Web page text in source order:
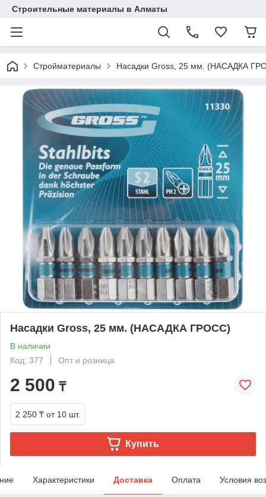
Строительные материалы в Алматы
Стройматериалы Насадки Gross, 25 мм. (НАСАДКА
Насадки Gross, 25 мм. (НАСАДКА ГРОСС)
В наличии
Код: 377
Опт и розница
2 500 ₸
2 250 ₸ от 10 шт.
Купить
Характеристики Доставка Оплата Условия